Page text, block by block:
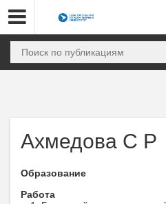
Ахмедова С Р
Образование
Работа